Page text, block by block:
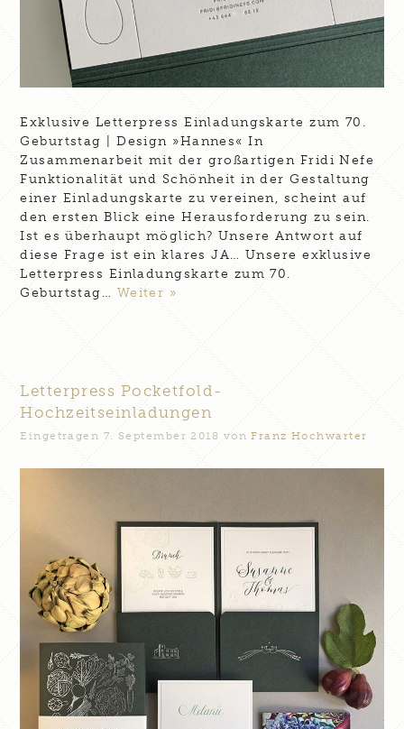
Exklusive Letterpress Einladungskarte zum 70.
Geburtstag | Design »Hannes« In
Zusammenarbeit mit der großartigen Fridi Nefe
Funktionalität und Schönheit in der Gestaltung
einer Einladungskarte zu vereinen, scheint auf
den ersten Blick eine Herausforderung zu sein.
Ist es überhaupt möglich? Unsere Antwort auf
diese Frage ist ein klares JA… Unsere exklusive
Letterpress Einladungskarte zum 70.
Geburtstag… Weiter »
Letterpress Pocketfold-
Hochzeitseinladungen
Eingetragen 7. September 2018 von Franz Hochwarter